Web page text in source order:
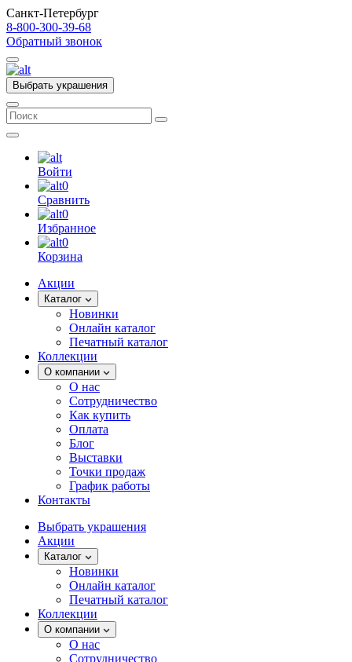
Санкт-Петербург
8-800-300-39-68
Обратный звонок
Выбрать украшения
Войти
0
Сравнить
0
Избранное
0
Корзина
Акции
Каталог
Новинки
Онлайн каталог
Печатный каталог
Коллекции
О компании
О нас
Сотрудничество
Как купить
Оплата
Блог
Выставки
Точки продаж
График работы
Контакты
Выбрать украшения
Акции
Каталог
Новинки
Онлайн каталог
Печатный каталог
Коллекции
О компании
О нас
Сотрудничество